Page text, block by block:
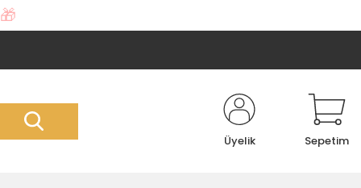
🎁
Üyelik Sepetim